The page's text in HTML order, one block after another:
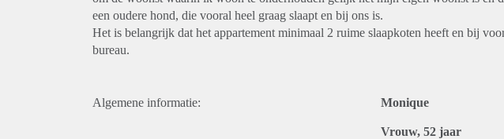
een oudere hond, die vooral heel graag slaapt en bij ons is.
Het is belangrijk dat het appartement minimaal 2 ruime slaapkoten heeft en bij
bureau.
Algemene informatie: Monique
Vrouw, 52 jaar